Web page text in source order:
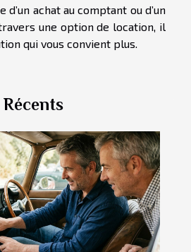
d’un achat au comptant ou d’un
une option de location, il
qui vous convient plus.
Récents